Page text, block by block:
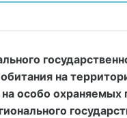
на
особо